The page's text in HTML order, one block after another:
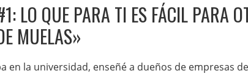
LO QUE PARA TI ES FÁCIL PARA
MUELAS»
en la universidad, enseñé a dueños de empresas